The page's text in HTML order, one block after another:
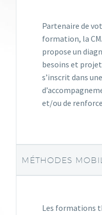
Partenaire de
formation, la
propose un
besoins et
s’inscrit dans
et/ou de
MÉTHODES
Les formations